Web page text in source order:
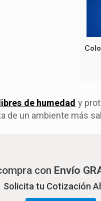
de humedad y
de un ambiente más
con Envío
Solicita tu Cotización